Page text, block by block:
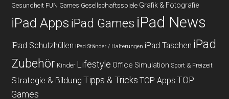
Gesundheit FUN Games Gesellschaftsspiele Grafik & Fotografie
iPad Apps iPad Games iPad News
iPad Schutzhüllen iPad Ständer / Halterungen iPad Taschen iPad
Zubehör Kinder Lifestyle Office Simulation Sport & Freizeit
Strategie & Bildung Tipps & Tricks TOP Apps TOP
Games